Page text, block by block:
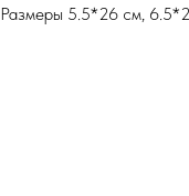
Размеры 5.5*26 см,